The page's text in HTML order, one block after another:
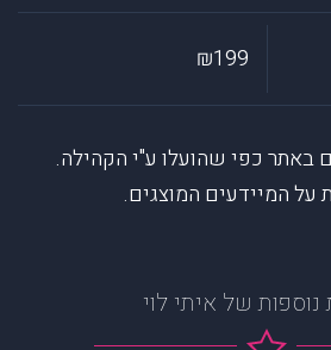
₪199
באתר כפי שהועלו ע"י הקהילה.
נוספות של איתי לוי